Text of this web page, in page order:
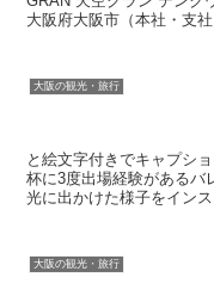
大阪府大阪市（本社・支
大阪の観光・旅行
と絵文字付きでキャプシ
杯に3度出場経験があるバ
光に出かけた様子をイン
大阪の観光・旅行